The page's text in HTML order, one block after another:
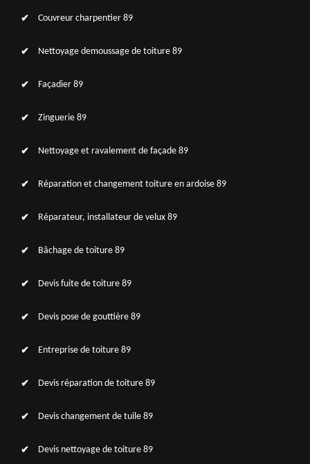
Couvreur charpentier 89
Nettoyage demoussage de toiture 89
Façadier 89
Zinguerie 89
Nettoyage et ravalement de façade 89
Réparation et changement toiture en ardoise 89
Réparateur, installateur de velux 89
Bâchage de toiture 89
Devis fuite de toiture 89
Devis pose de gouttière 89
Entreprise de toiture 89
Devis réparation de toiture 89
Devis changement de tuile 89
Devis nettoyage de toiture 89